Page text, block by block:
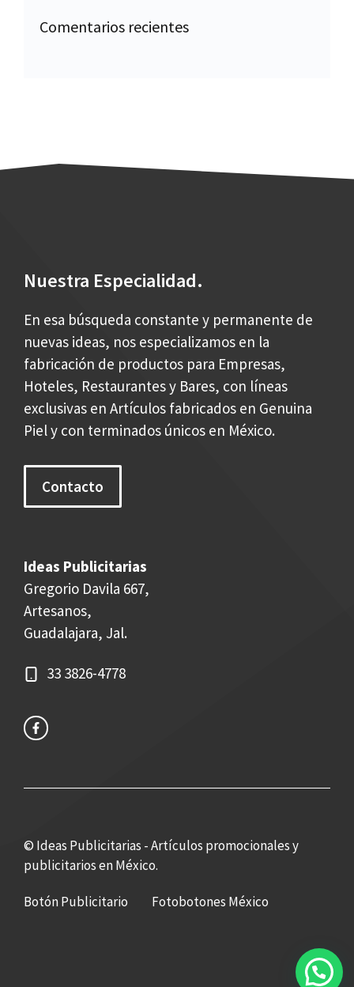
Comentarios recientes
Nuestra Especialidad.
En esa búsqueda constante y permanente de
nuevas ideas, nos especializamos en la
fabricación de productos para Empresas,
Hoteles, Restaurantes y Bares, con líneas
exclusivas en Artículos fabricados en Genuina
Piel y con terminados únicos en México.
Contacto
Ideas Publicitarias
Gregorio Davila 667,
Artesanos,
Guadalajara, Jal.
33 3826-4778
© Ideas Publicitarias - Artículos promocionales y
publicitarios en México.
Botón Publicitario Fotobotones México